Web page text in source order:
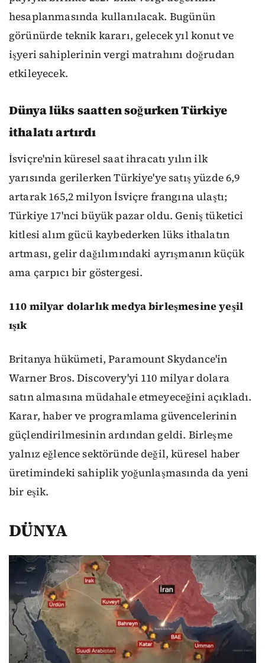
hesaplanmasında kullanılacak. Bugünün
görünürde teknik kararı, gelecek yıl konut ve
işyeri sahiplerinin vergi matrahını doğrudan
etkileyecek.
Dünya lüks saatten soğurken Türkiye
ithalatı artırdı
İsviçre'nin küresel saat ihracatı yılın ilk
yarısında gerilerken Türkiye'ye satış yüzde 6,9
artarak 165,2 milyon İsviçre frangına ulaştı;
Türkiye 17'nci büyük pazar oldu. Geniş tüketici
kitlesi alım gücü kaybederken lüks ithalatın
artması, gelir dağılımındaki ayrışmanın küçük
ama çarpıcı bir göstergesi.
110 milyar dolarlık medya birleşmesine yeşil
ışık
Britanya hükümeti, Paramount Skydance'in
Warner Bros. Discovery'yi 110 milyar dolara
satın almasına müdahale etmeyeceğini açıkladı.
Karar, haber ve programlama güvencelerinin
güçlendirilmesinin ardından geldi. Birleşme
yalnız eğlence sektöründe değil, küresel haber
üretimindeki sahiplik yoğunlaşmasında da yeni
bir eşik.
DÜNYA